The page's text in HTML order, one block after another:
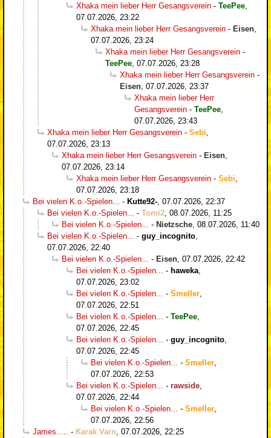
Xhaka mein lieber Herr Gesangsverein - TeePee,
07.07.2026, 23:22
Xhaka mein lieber Herr Gesangsverein - Eisen,
07.07.2026, 23:24
Xhaka mein lieber Herr Gesangsverein -
TeePee, 07.07.2026, 23:28
Xhaka mein lieber Herr Gesangsverein -
Eisen, 07.07.2026, 23:37
Xhaka mein lieber Herr
Gesangsverein - TeePee,
07.07.2026, 23:43
Xhaka mein lieber Herr Gesangsverein - Sebi,
07.07.2026, 23:13
Xhaka mein lieber Herr Gesangsverein - Eisen,
07.07.2026, 23:14
Xhaka mein lieber Herr Gesangsverein - Sebi,
07.07.2026, 23:18
Bei vielen K.o.-Spielen... - Kutte92-, 07.07.2026, 22:37
Bei vielen K.o.-Spielen... - Tomi2, 08.07.2026, 11:25
Bei vielen K.o.-Spielen... - Nietzsche, 08.07.2026, 11:40
Bei vielen K.o.-Spielen... - guy_incognito,
07.07.2026, 22:40
Bei vielen K.o.-Spielen... - Eisen, 07.07.2026, 22:42
Bei vielen K.o.-Spielen... - haweka,
07.07.2026, 23:02
Bei vielen K.o.-Spielen... - Smeller,
07.07.2026, 22:51
Bei vielen K.o.-Spielen... - TeePee,
07.07.2026, 22:45
Bei vielen K.o.-Spielen... - guy_incognito,
07.07.2026, 22:45
Bei vielen K.o.-Spielen... - Smeller,
07.07.2026, 22:53
Bei vielen K.o.-Spielen... - rawside,
07.07.2026, 22:44
Bei vielen K.o.-Spielen... - Smeller,
07.07.2026, 22:56
James..... - Karak Varn, 07.07.2026, 22:25